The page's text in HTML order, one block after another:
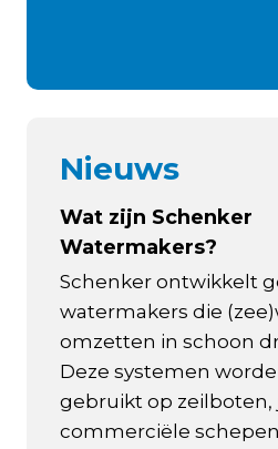
Nieuws
Wat zijn Schenker
Watermakers?
Schenker ontwikkelt
watermakers die
omzetten in schoon
Deze systemen
gebruikt op zeilboten,
commerciële